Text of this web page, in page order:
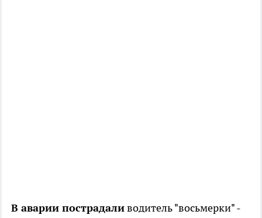
В аварии пострадаливодитель "восьмерки" -